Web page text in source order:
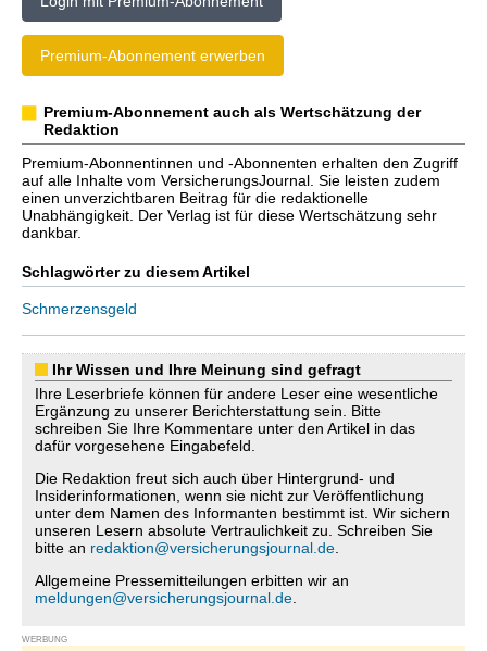
Premium-Abonnement erwerben
Premium-Abonnement auch als Wertschätzung der
Redaktion
Premium-Abonnentinnen und -Abonnenten erhalten den Zugriff
auf alle Inhalte vom VersicherungsJournal. Sie leisten zudem
einen unverzichtbaren Beitrag für die redaktionelle
Unabhängigkeit. Der Verlag ist für diese Wertschätzung sehr
dankbar.
Schlagwörter zu diesem Artikel
Schmerzensgeld
Ihr Wissen und Ihre Meinung sind gefragt
Ihre Leserbriefe können für andere Leser eine wesentliche
Ergänzung zu unserer Berichterstattung sein. Bitte
schreiben Sie Ihre Kommentare unter den Artikel in das
dafür vorgesehene Eingabefeld.
Die Redaktion freut sich auch über Hintergrund- und
Insiderinformationen, wenn sie nicht zur Veröffentlichung
unter dem Namen des Informanten bestimmt ist. Wir sichern
unseren Lesern absolute Vertraulichkeit zu. Schreiben Sie
bitte an redaktion@versicherungsjournal.de
Allgemeine Pressemitteilungen erbitten wir an
meldungen@versicherungsjournal.de
WERBUNG